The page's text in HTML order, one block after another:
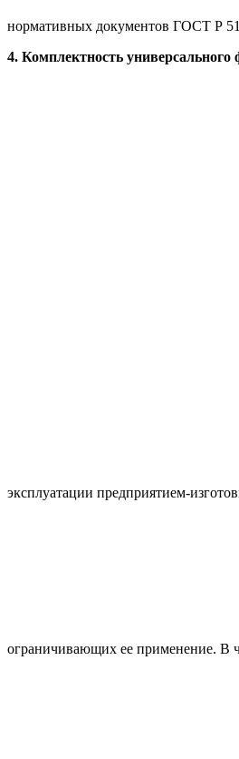
нормативных документов ГОСТ Р
4. Комплектность универсального
эксплуатации предприятием-
ограничивающих ее применение. В